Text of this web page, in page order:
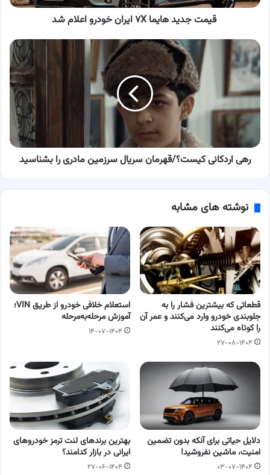
قیمت جدید هایما ۷X ایران خودرو اعلام شد
رهی
اردکانی
کیست؟/
قهرمان
سریال
سرزمین
مادری
بشناسید
رهی اردکانی کیست؟/قهرمان سریال سرزمین مادری را بشناسید
نوشته های مشابه
قطعاتی که بیشترین فشار را به
جلوبندی خودرو وارد می‌کنند و عمر آن
را کوتاه می‌کنند
۲۷-۰۸-۱۴۰۴
استعلام خلافی خودرو از طریق VIN؛
آموزش مرحله‌به‌مرحله
۱۴-۰۷-۱۴۰۴
دلایل حیاتی برای آنکه بدون تضمین
امنیت، ماشین نفروشید!
۰۳-۰۷-۱۴۰۴
بهترین برندهای لنت ترمز خودروهای
ایرانی در بازار کدامند؟
۲۷-۰۶-۱۴۰۴